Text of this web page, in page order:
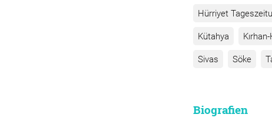
Hürriyet
Kütahya
Sivas Söke
Biografien